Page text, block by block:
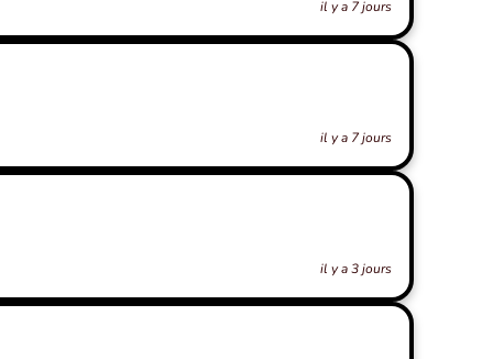
il y a 7 jours
il y a 7 jours
il y a 3 jours